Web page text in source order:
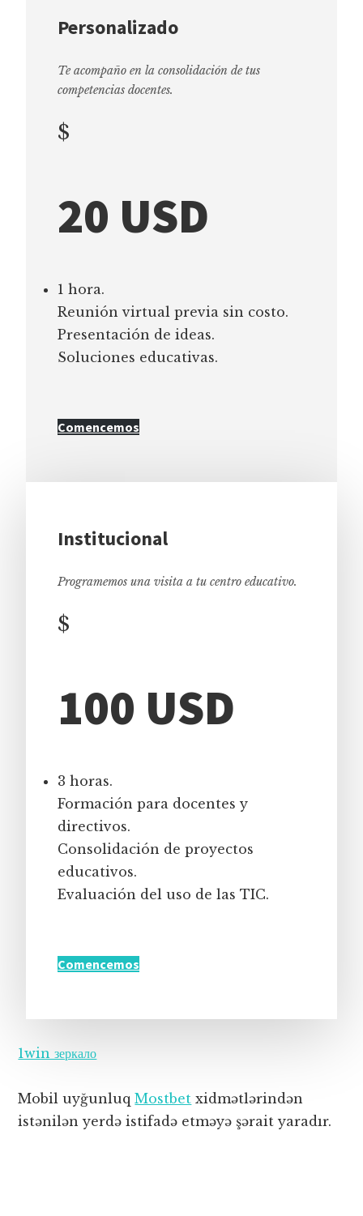
Personalizado
Te acompaño en la consolidación de tus
competencias docentes.
$
20 USD
1 hora.
Reunión virtual previa sin costo.
Presentación de ideas.
Soluciones educativas.
Comencemos
Institucional
Programemos una visita a tu centro educativo.
$
100 USD
3 horas.
Formación para docentes y
directivos.
Consolidación de proyectos
educativos.
Evaluación del uso de las TIC.
Comencemos
1win зеркало
Mobil uyğunluqMostbet xidmətlərindən
istənilən yerdə istifadə etməyə şərait yaradır.